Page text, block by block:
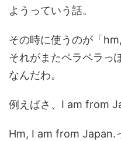
ようっていう話。
その時に使うのが「
それがまたペラペラっ
なんだわ。
例えばさ、I am from
Hm, I am from Japan.